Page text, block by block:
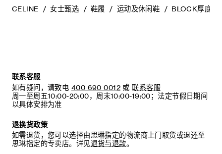
擦拭皮革，微湿时可擦拭织物面料。
CELINE 女士甄选 鞋履 运动及休闲鞋 BLOCK厚底运
联系客服
如有疑问，请致电 400 690 0012 或 联系客服
周一至周五10:00-20:00，周末10:00-19:00；法定节假日期间
以具体安排为准
退换货政策
如需退货，您可以选择由思琳指定的物流商上门取货或退还至
思琳指定的专卖店。详见退货与退款。